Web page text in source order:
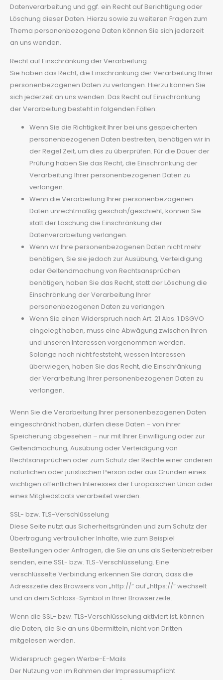
Datenverarbeitung und ggf. ein Recht auf Berichtigung oder
Löschung dieser Daten. Hierzu sowie zu weiteren Fragen zum
Thema personenbezogene Daten können Sie sich jederzeit
an uns wenden.
Recht auf Einschränkung der Verarbeitung
Sie haben das Recht, die Einschränkung der Verarbeitung Ihrer
personenbezogenen Daten zu verlangen. Hierzu können Sie
sich jederzeit an uns wenden. Das Recht auf Einschränkung
der Verarbeitung besteht in folgenden Fällen:
Wenn Sie die Richtigkeit Ihrer bei uns gespeicherten
personenbezogenen Daten bestreiten, benötigen wir in
der Regel Zeit, um dies zu überprüfen. Für die Dauer der
Prüfung haben Sie das Recht, die Einschränkung der
Verarbeitung Ihrer personenbezogenen Daten zu
verlangen.
Wenn die Verarbeitung Ihrer personenbezogenen
Daten unrechtmäßig geschah/geschieht, können Sie
statt der Löschung die Einschränkung der
Datenverarbeitung verlangen.
Wenn wir Ihre personenbezogenen Daten nicht mehr
benötigen, Sie sie jedoch zur Ausübung, Verteidigung
oder Geltendmachung von Rechtsansprüchen
benötigen, haben Sie das Recht, statt der Löschung die
Einschränkung der Verarbeitung Ihrer
personenbezogenen Daten zu verlangen.
Wenn Sie einen Widerspruch nach Art. 21 Abs. 1 DSGVO
eingelegt haben, muss eine Abwägung zwischen Ihren
und unseren Interessen vorgenommen werden.
Solange noch nicht feststeht, wessen Interessen
überwiegen, haben Sie das Recht, die Einschränkung
der Verarbeitung Ihrer personenbezogenen Daten zu
verlangen.
Wenn Sie die Verarbeitung Ihrer personenbezogenen Daten
eingeschränkt haben, dürfen diese Daten – von ihrer
Speicherung abgesehen – nur mit Ihrer Einwilligung oder zur
Geltendmachung, Ausübung oder Verteidigung von
Rechtsansprüchen oder zum Schutz der Rechte einer anderen
natürlichen oder juristischen Person oder aus Gründen eines
wichtigen öffentlichen Interesses der Europäischen Union oder
eines Mitgliedstaats verarbeitet werden.
SSL- bzw. TLS-Verschlüsselung
Diese Seite nutzt aus Sicherheitsgründen und zum Schutz der
Übertragung vertraulicher Inhalte, wie zum Beispiel
Bestellungen oder Anfragen, die Sie an uns als Seitenbetreiber
senden, eine SSL- bzw. TLS-Verschlüsselung. Eine
verschlüsselte Verbindung erkennen Sie daran, dass die
Adresszeile des Browsers von „http://“ auf „https://“ wechselt
und an dem Schloss-Symbol in Ihrer Browserzeile.
Wenn die SSL- bzw. TLS-Verschlüsselung aktiviert ist, können
die Daten, die Sie an uns übermitteln, nicht von Dritten
mitgelesen werden.
Widerspruch gegen Werbe-E-Mails
Der Nutzung von im Rahmen der Impressumspflicht